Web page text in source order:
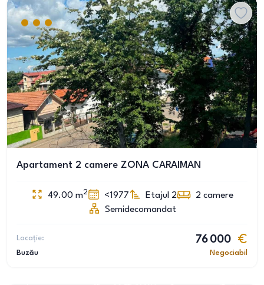
Apartament 2 camere ZONA CARAIMAN
49.00 m2 <1977 Etajul 2 2 camere
Semidecomandat
Locație:
Buzău
76 000
Negociabil